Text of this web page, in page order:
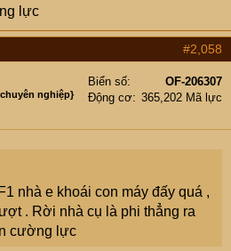
lực
#2,058
nghiệp}
Biển số
OF-206307
Động cơ
365,202 Mã lực
nhà e khoái con máy đấy quá ,
. Rời nhà cụ là phi thẳng ra
cường lực